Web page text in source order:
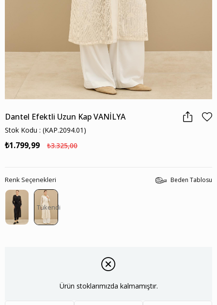
Dantel Efektli Uzun Kap VANİLYA
Stok Kodu
(KAP.2094.01)
₺3.325,00
₺1.799,99
Beden Tablosu
Renk Seçenekleri
Tükendi
Ürün stoklarımızda kalmamıştır.